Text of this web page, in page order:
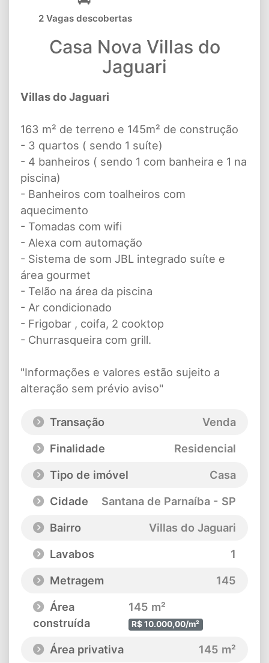
2 Vagas descobertas
Casa Nova Villas do
Jaguari
Villas do Jaguari
163 m² de terreno e 145m² de construção
- 3 quartos ( sendo 1 suíte)
- 4 banheiros ( sendo 1 com banheira e 1 na
piscina)
- ⁠Banheiros com toalheiros com
aquecimento
- Tomadas com wifi
- Alexa com automação
- Sistema de som JBL integrado suíte e
área gourmet
- Telão na área da piscina
- ⁠Ar condicionado
- ⁠Frigobar , coifa, 2 cooktop
- ⁠Churrasqueira com grill.
"Informações e valores estão sujeito a
alteração sem prévio aviso"
Transação
Venda
Finalidade
Residencial
Tipo de imóvel
Casa
Cidade
Santana de Parnaíba - SP
Bairro
Villas do Jaguari
Lavabos
1
Metragem
145
Área
construída
145 m²
R$ 10.000,00/m²
Área privativa 145 m²